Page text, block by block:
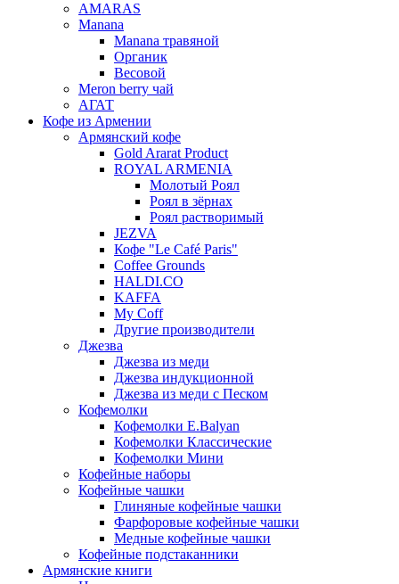
AMARAS
Manana
Manana травяной
Органик
Весовой
Meron berry чай
АГАТ
Кофе из Армении
Армянский кофе
Gold Ararat Product
ROYAL ARMENIA
Молотый Роял
Роял в зёрнах
Роял растворимый
JEZVA
Кофе "Le Café Paris"
Coffee Grounds
HALDI.CO
KAFFA
My Coff
Другие производители
Джезва
Джезва из меди
Джезва индукционной
Джезва из меди с Песком
Кофемолки
Кофемолки E.Balyan
Кофемолки Классические
Кофемолки Мини
Кофейные наборы
Кофейные чашки
Глиняные кофейные чашки
Фарфоровые кофейные чашки
Медные кофейные чашки
Кофейные подстаканники
Армянские книги